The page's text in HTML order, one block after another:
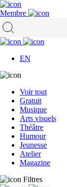
Membre
EN
Voir tout
Gratuit
Musique
Arts visuels
Théâtre
Humour
Jeunesse
Atelier
Magazine
Filtres